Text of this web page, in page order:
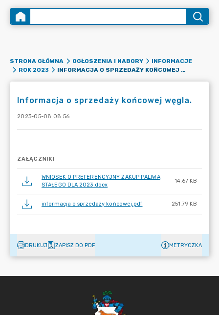
STRONA GŁÓWNA OGŁOSZENIA I NABORY
INFORMACJE
ROK 2023
INFORMACJA O SPRZEDAŻY KOŃCOWEJ WĘGLA.
Informacja o sprzedaży końcowej węgla.
2023-05-08 08:56
ZAŁĄCZNIKI
WNIOSEK O PREFERENCYJNY ZAKUP PALIWA
STAŁEGO DLA 2023.docx
14.67 KB
informacja o sprzedaży końcowej.pdf 251.79 KB
DRUKUJ ZAPISZ DO PDF METRYCZKA